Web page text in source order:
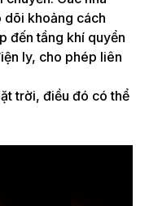
dõi khoảng cách
đến tầng khí quyển
ly, cho phép liên
trời, điều đó có thể